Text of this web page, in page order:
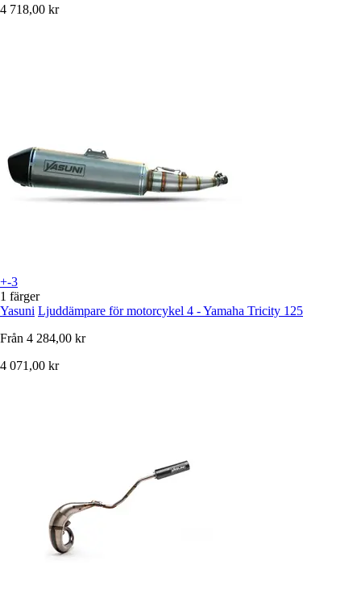
4 718,00 kr
+-3
1 färger
Yasuni Ljuddämpare för motorcykel 4 - Yamaha Tricity 125
Från 4 284,00 kr
4 071,00 kr